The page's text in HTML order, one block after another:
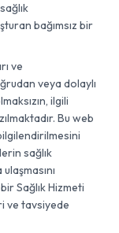
bağımsız bir
ve
veya dolaylı
ilgili
Bu web
sağlık
Sağlık Hizmeti
ve tavsiyede